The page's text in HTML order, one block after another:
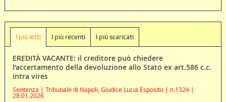
I più letti I più recenti I più scaricati
EREDITÀ VACANTE: il creditore può chiedere
l’accertamento della devoluzione allo Stato ex art.586 c.c.
intra vires
Sentenza | Tribunale di Napoli, Giudice Lucia Esposito | n.1324 |
28.01.2026